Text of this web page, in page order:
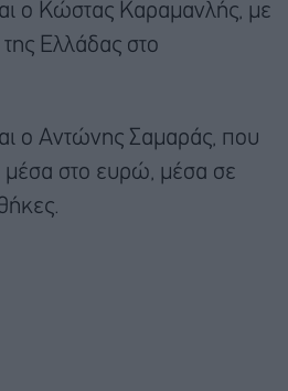
ο Κώστας Καραμανλής, με
Ελλάδας στο
ο Αντώνης Σαμαράς, που
μέσα στο ευρώ, μέσα σε